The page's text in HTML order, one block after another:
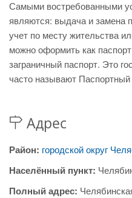
Самыми востребованными
являются: выдача и замена
учет по месту жительства
можно оформить как
заграничный паспорт. Это
часто называют Паспортный
Адрес
Район: городской округ
Населённый пункт:
Полный адрес: